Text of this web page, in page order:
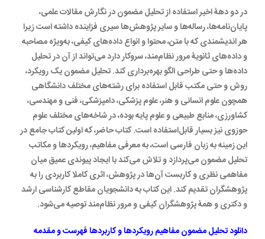
در دو دهۀ اخیر استفاده از تحلیل مضمون در نگارش مقالات علمی،
پایان‌نامه‌ها، رساله‌ها و سایر پژوهش‌ها سیری فزاینده داشته است زیرا
هر اندیشمندی که با متن، محتوا و انواع داده‌های کیفی، به‌ویژه مصاحبه
و داده‌های ثانویۀ مرور نظام‌مند، سروکار دارد می‌تواند از آن در تحلیل
داده‌ها و حتی طراحی الگو بهره‌برداری کند. تحلیل مضمون یک رویکرد،
روش و حتی مکتب قابل استفاده برای رشته‌های مختلف دانشگاهی
همچون علوم انسانی و هنر، علوم پزشکی، دامپزشکی، فنی و مهندسی،
کشاورزی، منابع طبیعی و علوم پایه بوده، در شاخه‌های مختلف علوم
حوزوی نیز بسیار قابل‌استفاده است. کتاب حاضر، که اولین کتاب جامع در
این زمینه به زبان فارسی است، به معرفی مفاهیم، رویکردها و مکاتب
تحلیل مضمون می‌پردازد و تلاش می‌کند با ایجاد پیوندی عمیق میان
مفاهمی نظری و کاربست آن‌ها در پژوهش، اثری کاملا کاربردی را به
پژوهشگران تقدیم کند. این کتاب به دانشجویان مقاطع کارشناسی ارشد
و دکتری و همۀ پژوهشگران کیفی و مرور نظام‌مند توصیه می‌شود.
دانلودتحلیل مضمون مفاهیم رویکردها و کاربردها فهرست و مقدمه